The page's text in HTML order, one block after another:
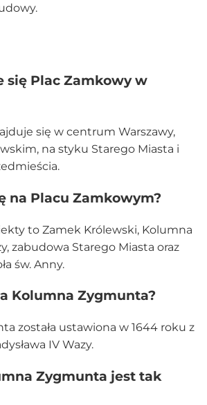
się Plac Zamkowy w
się w centrum Warszawy,
na styku Starego Miasta i
na Placu Zamkowym?
to Zamek Królewski, Kolumna
zabudowa Starego Miasta oraz
św. Anny.
Kolumna Zygmunta?
została ustawiona w 1644 roku z
IV Wazy.
Zygmunta jest tak